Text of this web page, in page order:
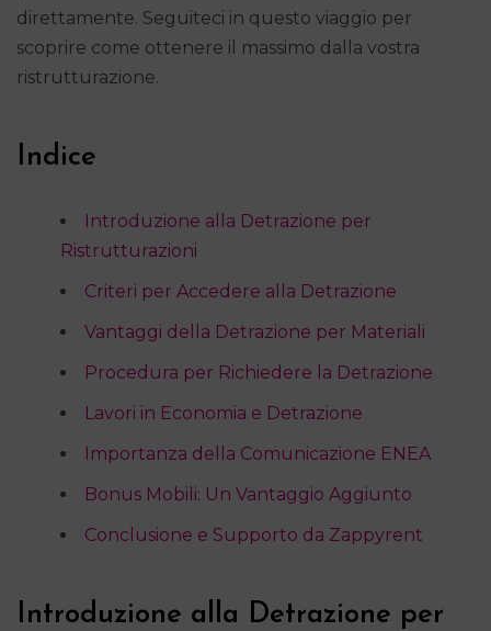
direttamente. Seguiteci in questo viaggio per
scoprire come ottenere il massimo dalla vostra
ristrutturazione.
Indice
Introduzione alla Detrazione per
Ristrutturazioni
Criteri per Accedere alla Detrazione
Vantaggi della Detrazione per Materiali
Procedura per Richiedere la Detrazione
Lavori in Economia e Detrazione
Importanza della Comunicazione ENEA
Bonus Mobili: Un Vantaggio Aggiunto
Conclusione e Supporto da Zappyrent
Introduzione alla Detrazione per